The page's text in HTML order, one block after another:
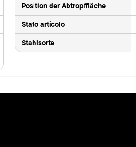
Position der Abtropffläche
Stato articolo
Stahlsorte